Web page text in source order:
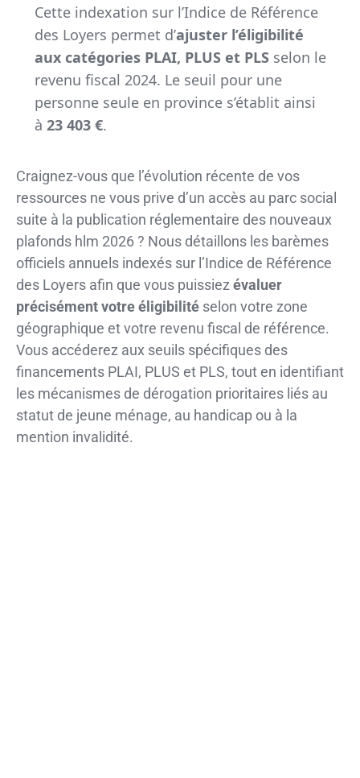
Cette indexation sur l’Indice de Référence
des Loyers permet d’ajuster l’éligibilité
aux catégories PLAI, PLUS et PLSselon le
revenu fiscal 2024. Le seuil pour une
personne seule en province s’établit ainsi
à 23 403 €.
Craignez-vous que l’évolution récente de vos
ressources ne vous prive d’un accès au parc social
suite à la publication réglementaire des nouveaux
plafonds hlm 2026 ? Nous détaillons les barèmes
officiels annuels indexés sur l’Indice de Référence
des Loyers afin que vous puissiez évaluer
précisément votre éligibilité selon votre zone
géographique et votre revenu fiscal de référence.
Vous accéderez aux seuils spécifiques des
financements PLAI, PLUS et PLS, tout en identifiant
les mécanismes de dérogation prioritaires liés au
statut de jeune ménage, au handicap ou à la
mention invalidité.